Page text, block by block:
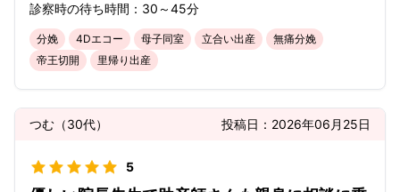
診察時の待ち時間： 30～45分
分娩 4Dエコー 母子同室 立合い出産
無痛分娩
帝王切開
里帰り出産
つむ （30代） 投稿日： 2026年06月25日
5